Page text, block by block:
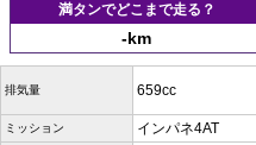
満タンでどこまで走る？
-km
排気量 659cc
ミッション インパネ4AT